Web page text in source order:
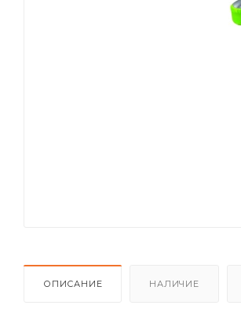
ОПИСАНИЕ НАЛИЧИЕ